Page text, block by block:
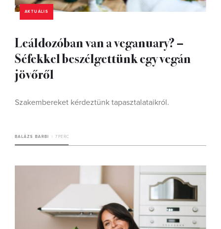
AKTUÁLIS
Leáldozóban van a veganuary? –
Séfekkel beszélgettünk egy vegán
jövőről
Szakembereket kérdeztünk tapasztalataikról.
BALÁZS BARBI 7 PERC